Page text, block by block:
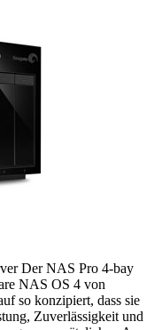
Der NAS Pro 4-bay
NAS OS 4 von
so konzipiert, dass sie
Zuverlässigkeit und